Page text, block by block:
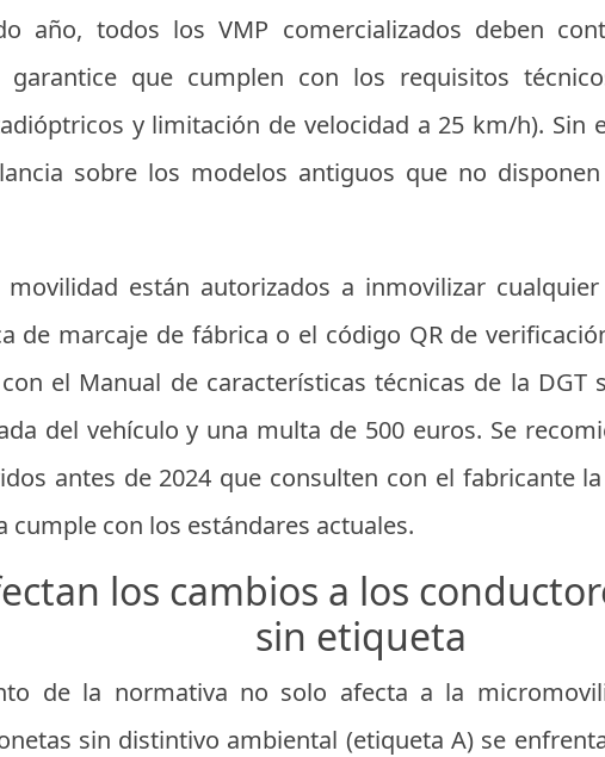
año, todos los VMP comercializados deben
garantice que cumplen con los requisitos
y limitación de velocidad a 25 km/h). Sin
sobre los modelos antiguos que no
movilidad están autorizados a inmovilizar
de marcaje de fábrica o el código QR de
el Manual de características técnicas de la DGT
del vehículo y una multa de 500 euros. Se
antes de 2024 que consulten con el fabricante
cumple con los estándares actuales.
los cambios a los
sin etiqueta
de la normativa no solo afecta a la
sin distintivo ambiental (etiqueta A) se